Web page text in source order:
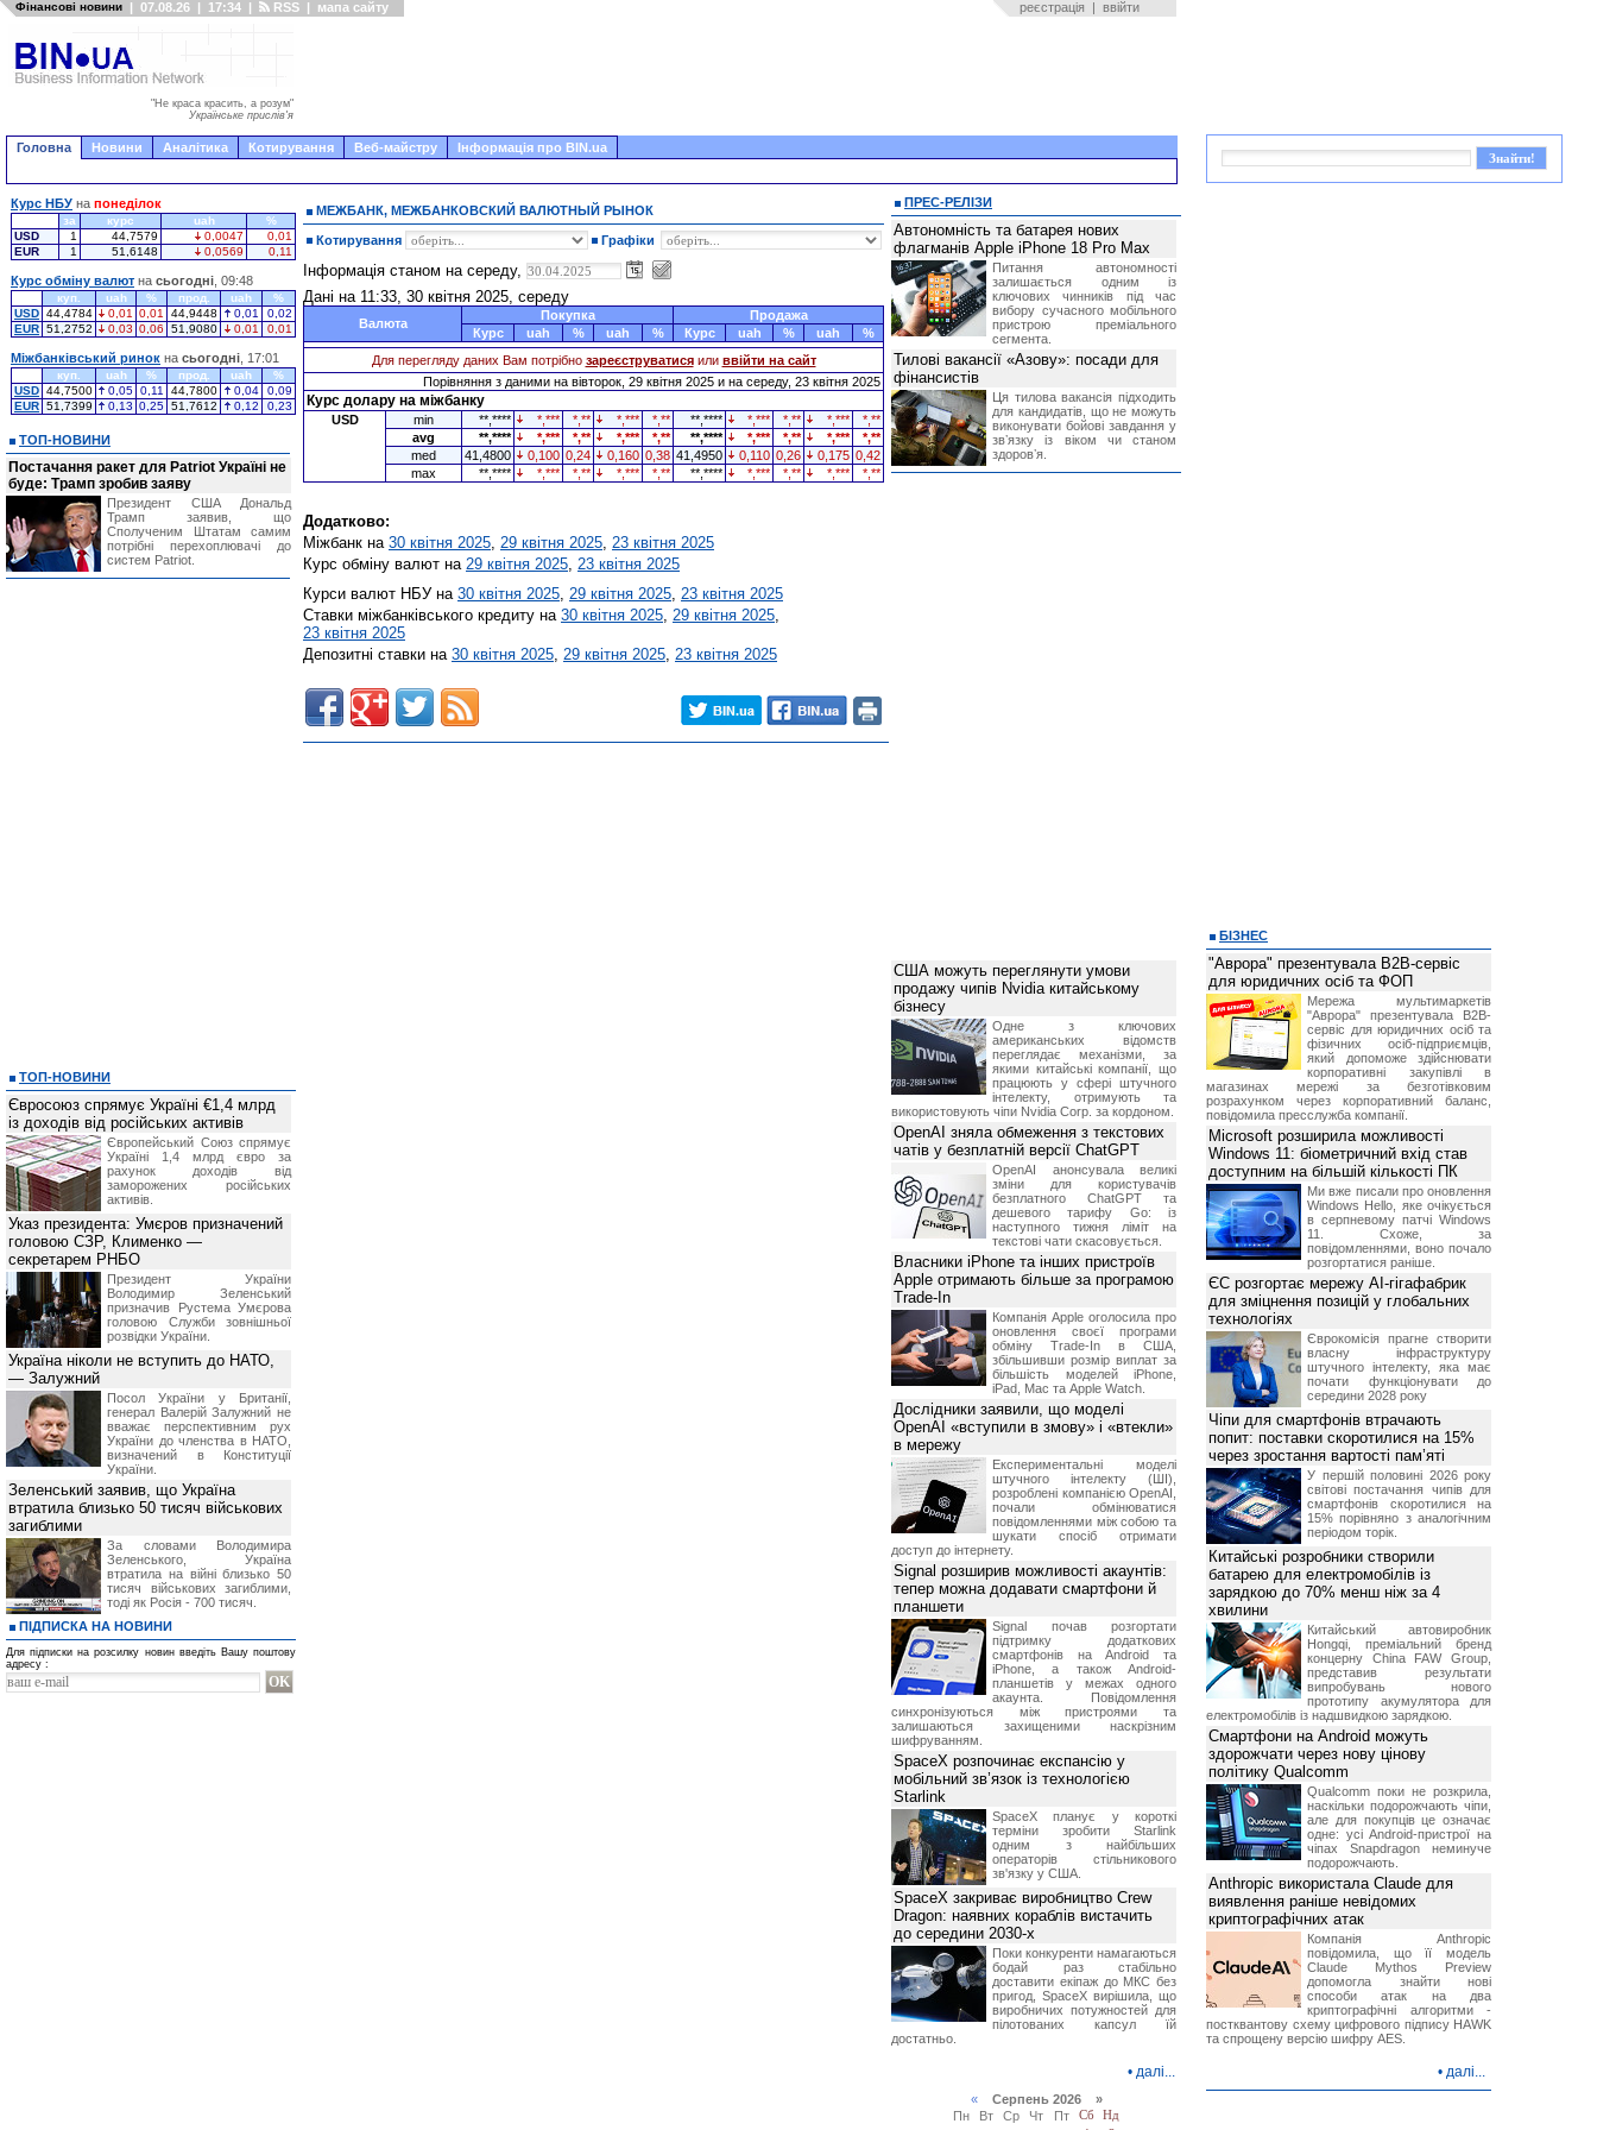
Фінансові новини | 07.08.26 | 17:34 | RSS | мапа сайту реєстрація | ввійти
"Не краса красить, а розум"
Українське прислів'я
Головна Новини Аналітика Котирування Веб-майстру Інформація про BIN.ua
МЕЖБАНК, МЕЖБАНКОВСКИЙ ВАЛЮТНЫЙ РЫНОК
Котирування Графіки
Інформація станом на середу,
Дані на 11:33, 30 квітня 2025, середу
Валюта
Покупка
Продажа
Курс
uah % uah % Курс uah % uah
%
Для перегляду даних Вам потрібно зареєструватисяили ввійти на сайт
Порівняння з даними на вівторок, 29 квітня 2025 и на середу, 23 квітня 2025
Курс долару на міжбанку
USD min **,**** *,*** *,** *,*** *,** **,**** *,*** *,** *,***
*,**
avg
**,**** *,*** *,** *,*** *,** **,**** *,*** *,** *,***
*,**
med
41,4800 0,100 0,24 0,160 0,38 41,4950 0,110 0,26 0,175 0,42
max
**,**** *,*** *,** *,*** *,** **,**** *,*** *,** *,*** *,**
Додатково:
Міжбанк на 30 квітня 2025, 29 квітня 2025, 23 квітня 2025
Курс обміну валют на 29 квітня 2025, 23 квітня 2025
Курси валют НБУ на 30 квітня 2025, 29 квітня 2025, 23 квітня 2025
Ставки міжбанківського кредиту на 30 квітня 2025, 29 квітня 2025,
23 квітня 2025
Депозитні ставки на 30 квітня 2025, 29 квітня 2025, 23 квітня 2025
Курс НБУ на понеділок
за курс uah
%
USD
1 44,7579 0,0047
0,01
EUR
1 51,6148 0,0569 0,11
Курс обміну валют на сьогодні , 09:48
куп. uah % прод. uah
%
USD 44,4784 0,01 0,01 44,9448 0,01
0,02
EUR 51,2752 0,03 0,06 51,9080 0,01 0,01
Міжбанківський ринок на сьогодні , 17:01
куп. uah % прод. uah
%
USD 44,7500 0,05 0,11 44,7800 0,04
0,09
EUR 51,7399 0,13 0,25 51,7612 0,12 0,23
ТОП-НОВИНИ
Постачання ракет для Patriot Україні не
буде: Трамп зробив заяву
Президент США Дональд
Трамп заявив, що
Сполученим Штатам самим
потрібні перехоплювачі до
систем Patriot.
ТОП-НОВИНИ
Євросоюз спрямує Україні €1,4 млрд
із доходів від російських активів
Європейський Союз спрямує
Україні 1,4 млрд євро за
рахунок доходів від
заморожених російських
активів.
Указ президента: Умєров призначений
головою СЗР, Клименко —
секретарем РНБО
Президент України
Володимир Зеленський
призначив Pустема Умєрова
головою Служби зовнішньої
розвідки України.
Україна ніколи не вступить до НАТО,
— Залужний
Посол України у Британії,
генерал Валерій Залужний не
вважає перспективним рух
України до членства в НАТО,
визначений в Конституції
України.
Зеленський заявив, що Україна
втратила близько 50 тисяч військових
загиблими
За словами Володимира
Зеленського, Україна
втратила на війні близько 50
тисяч військових загиблими,
тоді як Росія - 700 тисяч.
ПІДПИСКА НА НОВИНИ
Для підписки на розсилку новин введіть Вашу поштову
адресу :
ПРЕС-РЕЛІЗИ
Автономність та батарея нових
флагманів Apple iPhone 18 Pro Max
Питання автономності
залишається одним із
ключових чинників під час
вибору сучасного мобільного
пристрою преміального
сегмента.
Тилові вакансії «Азову»: посади для
фінансистів
Ця тилова вакансія підходить
для кандидатів, що не можуть
виконувати бойові завдання у
звʼязку із віком чи станом
здоровʼя.
США можуть переглянути умови
продажу чипів Nvidia китайському
бізнесу
Одне з ключових
американських відомств
переглядає механізми, за
якими китайські компанії, що
працюють у сфері штучного
інтелекту, отримують та
використовують чіпи Nvidia Corp. за кордоном.
OpenAI зняла обмеження з текстових
чатів у безплатній версії ChatGPT
OpenAI анонсувала великі
зміни для користувачів
безплатного ChatGPT та
дешевого тарифу Go: із
наступного тижня ліміт на
текстові чати скасовується.
Власники iPhone та інших пристроїв
Apple отримають більше за програмою
Trade-In
Компанія Apple оголосила про
оновлення своєї програми
обміну Trade-In в США,
збільшивши розмір виплат за
більшість моделей iPhone,
iPad, Mac та Apple Watch.
Дослідники заявили, що моделі
OpenAI «вступили в змову» і «втекли»
в мережу
Експериментальні моделі
штучного інтелекту (ШІ),
розроблені компанією OpenAI,
почали обмінюватися
повідомленнями між собою та
шукати спосіб отримати
доступ до інтернету.
Signal розширив можливості акаунтів:
тепер можна додавати смартфони й
планшети
Signal почав розгортати
підтримку додаткових
смартфонів на Android та
iPhone, а також Android-
планшетів у межах одного
акаунта. Повідомлення
синхронізуються між пристроями та
залишаються захищеними наскрізним
шифруванням.
SpaceX розпочинає експансію у
мобільний зв’язок із технологією
Starlink
SpaceX планує у короткі
терміни зробити Starlink
одним з найбільших
операторів стільникового
зв'язку у США.
SpaceX закриває виробництво Crew
Dragon: наявних кораблів вистачить
до середини 2030-х
Поки конкуренти намагаються
бодай раз стабільно
доставити екіпаж до МКС без
пригод, SpaceX вирішила, що
виробничих потужностей для
пілотованих капсул їй
достатньо.
• далі...
«Серпень 2026 »
Пн
Вт Ср Чт Пт Сб
Нд
БІЗНЕС
"Аврора" презентувала B2B-сервіс
для юридичних осіб та ФОП
Мережа мультимаркетів
"Аврора" презентувала B2B-
сервіс для юридичних осіб та
фізичних осіб-підприємців,
який допоможе здійснювати
корпоративні закупівлі в
магазинах мережі за безготівковим
розрахунком через корпоративний баланс,
повідомила пресслужба компанії.
Microsoft розширила можливості
Windows 11: біометричний вхід став
доступним на більшій кількості ПК
Ми вже писали про оновлення
Windows Hello, яке очікується
в серпневому патчі Windows
11. Схоже, за
повідомленнями, воно почало
розгортатися раніше.
ЄС розгортає мережу AI-гігафабрик
для зміцнення позицій у глобальних
технологіях
Єврокомісія прагне створити
власну інфраструктуру
штучного інтелекту, яка має
почати функціонувати до
середини 2028 року
Чіпи для смартфонів втрачають
попит: поставки скоротилися на 15%
через зростання вартості пам’яті
У першій половині 2026 року
світові постачання чипів для
смартфонів скоротилися на
15% порівняно з аналогічним
періодом торік.
Китайські розробники створили
батарею для електромобілів із
зарядкою до 70% менш ніж за 4
хвилини
Китайський автовиробник
Hongqi, преміальний бренд
концерну China FAW Group,
представив результати
випробувань нового
прототипу акумулятора для
електромобілів із надшвидкою зарядкою.
Смартфони на Android можуть
здорожчати через нову цінову
політику Qualcomm
Qualcomm поки не розкрила,
наскільки подорожчають чіпи,
але для покупців це означає
одне: усі Android-пристрої на
чіпах Snapdragon неминуче
подорожчають.
Anthropic використала Claude для
виявлення раніше невідомих
криптографічних атак
Компанія Anthropic
повідомила, що її модель
Claude Mythos Preview
допомогла знайти нові
способи атак на два
криптографічні алгоритми -
постквантову схему цифрового підпису HAWK
та спрощену версію шифру AES.
• далі...